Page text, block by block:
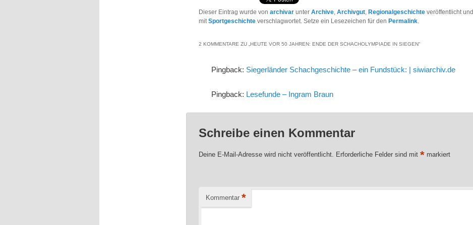
Dieser Eintrag wurde vonarchivar unterArchive,Archivgut, Regionalgeschichte veröffentlicht und
mitSportgeschichte verschlagwortet. Setze ein Lesezeichen für den Permalink.
2 KOMMENTARE ZU „HEUTE VOR 50 JAHREN: ENDE DER SCHACHOLYMPIADE IN SIEGEN“
Pingback: Siegerländer Schachgeschichte – ein Fundstück: | siwiarchiv.de
Pingback: Lesefunde – Ingram Braun
Schreibe einen Kommentar
Deine E-Mail-Adresse wird nicht veröffentlicht. Erforderliche Felder sind mit* markiert
Kommentar *